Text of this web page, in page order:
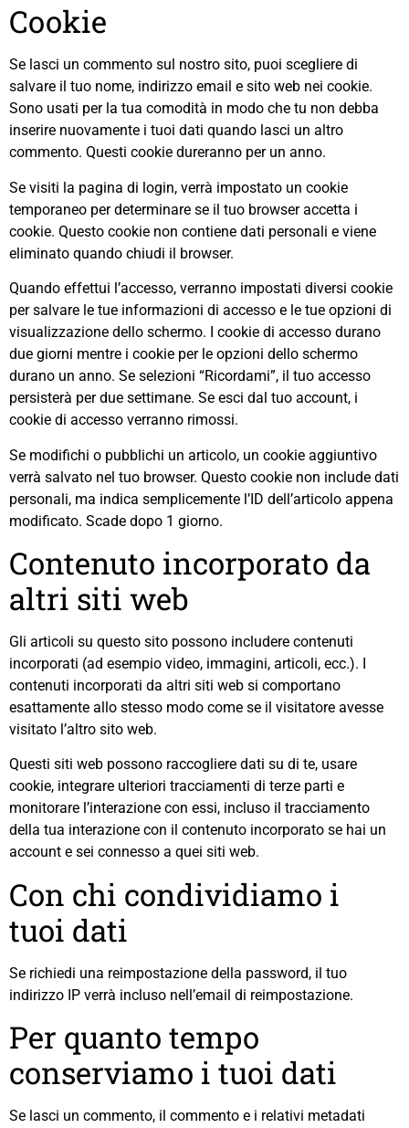
Cookie
Se lasci un commento sul nostro sito, puoi scegliere di
salvare il tuo nome, indirizzo email e sito web nei cookie.
Sono usati per la tua comodità in modo che tu non debba
inserire nuovamente i tuoi dati quando lasci un altro
commento. Questi cookie dureranno per un anno.
Se visiti la pagina di login, verrà impostato un cookie
temporaneo per determinare se il tuo browser accetta i
cookie. Questo cookie non contiene dati personali e viene
eliminato quando chiudi il browser.
Quando effettui l’accesso, verranno impostati diversi cookie
per salvare le tue informazioni di accesso e le tue opzioni di
visualizzazione dello schermo. I cookie di accesso durano
due giorni mentre i cookie per le opzioni dello schermo
durano un anno. Se selezioni “Ricordami”, il tuo accesso
persisterà per due settimane. Se esci dal tuo account, i
cookie di accesso verranno rimossi.
Se modifichi o pubblichi un articolo, un cookie aggiuntivo
verrà salvato nel tuo browser. Questo cookie non include dati
personali, ma indica semplicemente l’ID dell’articolo appena
modificato. Scade dopo 1 giorno.
Contenuto incorporato da
altri siti web
Gli articoli su questo sito possono includere contenuti
incorporati (ad esempio video, immagini, articoli, ecc.). I
contenuti incorporati da altri siti web si comportano
esattamente allo stesso modo come se il visitatore avesse
visitato l’altro sito web.
Questi siti web possono raccogliere dati su di te, usare
cookie, integrare ulteriori tracciamenti di terze parti e
monitorare l’interazione con essi, incluso il tracciamento
della tua interazione con il contenuto incorporato se hai un
account e sei connesso a quei siti web.
Con chi condividiamo i
tuoi dati
Se richiedi una reimpostazione della password, il tuo
indirizzo IP verrà incluso nell’email di reimpostazione.
Per quanto tempo
conserviamo i tuoi dati
Se lasci un commento, il commento e i relativi metadati